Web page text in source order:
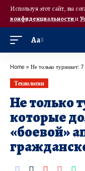
Используя этот сайт, вы
конфиденциальностии
Аа
Home » Не только турникет: 7
Технологии
Не только
которые
«боевой»